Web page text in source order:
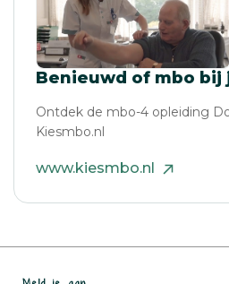
Benieuwd of mbo bij
Ontdek de mbo-4 opleiding
Kiesmbo.nl
www.kiesmbo.nl